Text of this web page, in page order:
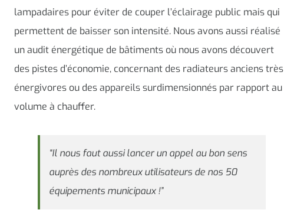
lampadaires pour éviter de couper l’éclairage public mais qui
permettent de baisser son intensité. Nous avons aussi réalisé
un audit énergétique de bâtiments où nous avons découvert
des pistes d’économie, concernant des radiateurs anciens très
énergivores ou des appareils surdimensionnés par rapport au
volume à chauffer.
“Il nous faut aussi lancer un appel au bon sens
auprès des nombreux utilisateurs de nos 50
équipements municipaux !”